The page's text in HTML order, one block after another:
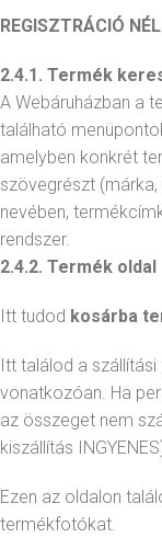
REGISZTRÁCIÓ
2.4.1. Termék
A Webáruházban a
található
amelyben konkrét
szövegrészt
nevében,
rendszer.
2.4.2. Termék oldal
Itt tudod kosárba
Itt találod a
vonatkozóan. Ha
az összeget nem
kiszállítás
Ezen az oldalon
termékfotókat.